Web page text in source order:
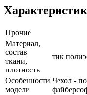
Прочие
Материал,
состав
ткани,
плотность
тик
Особенности
модели
Чехол -